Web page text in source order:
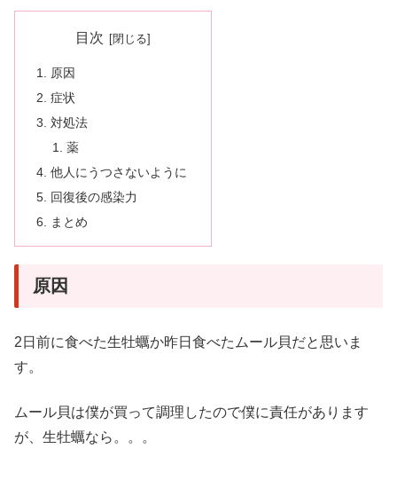
目次
原因
症状
対処法
薬
他人にうつさないように
回復後の感染力
まとめ
原因
2日前に食べた生牡蠣か昨日食べたムール貝だと思いま
す。
ムール貝は僕が買って調理したので僕に責任があります
が、生牡蠣なら。。。